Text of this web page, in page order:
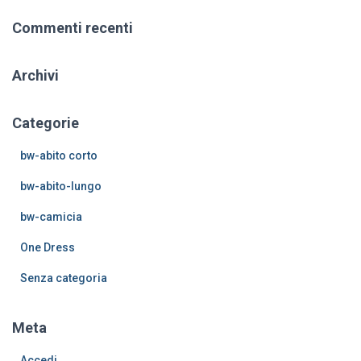
c
p
:
Commenti recenti
Archivi
Categorie
bw-abito corto
bw-abito-lungo
bw-camicia
One Dress
Senza categoria
Meta